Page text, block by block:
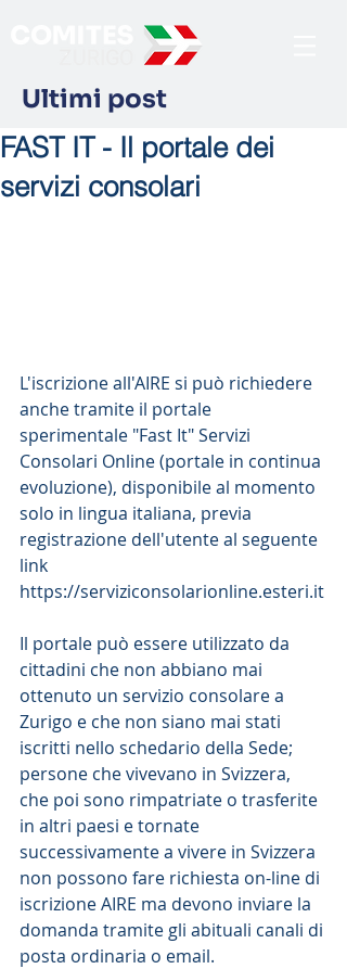
Ultimi post
FAST IT - Il portale dei
servizi consolari
L'iscrizione all'AIRE si può richiedere
anche tramite il portale
sperimentale "Fast It" Servizi
Consolari Online (portale in continua
evoluzione), disponibile al momento
solo in lingua italiana, previa
registrazione dell'utente al seguente
link
https://serviziconsolarionline.esteri.it
Il portale può essere utilizzato da
cittadini che non abbiano mai
ottenuto un servizio consolare a
Zurigo e che non siano mai stati
iscritti nello schedario della Sede;
persone che vivevano in Svizzera,
che poi sono rimpatriate o trasferite
in altri paesi e tornate
successivamente a vivere in Svizzera
non possono fare richiesta on-line di
iscrizione AIRE ma devono inviare la
domanda tramite gli abituali canali di
posta ordinaria o email.